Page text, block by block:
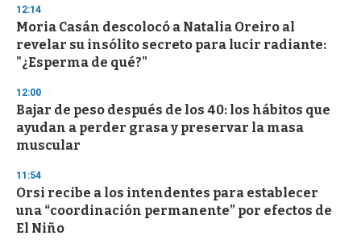
s
e
c
o
n
12:14
Moria Casán descolocó a Natalia Oreiro al
revelar su insólito secreto para lucir radiante:
"¿Esperma de qué?"
12:00
Bajar de peso después de los 40: los hábitos que
ayudan a perder grasa y preservar la masa
muscular
11:54
Orsi recibe a los intendentes para establecer
una “coordinación permanente” por efectos de
El Niño